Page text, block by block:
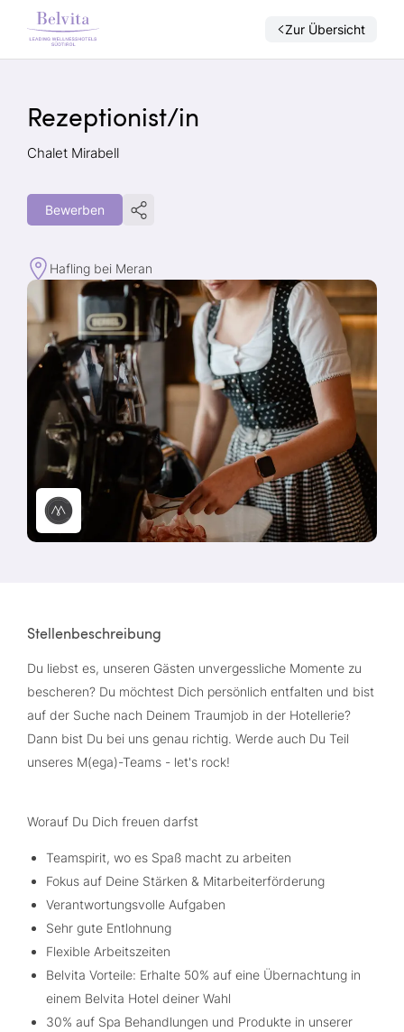
Zur Übersicht
Rezeptionist/in
Chalet Mirabell
Bewerben
Hafling bei Meran
Stellenbeschreibung
Du liebst es, unseren Gästen unvergessliche Momente zu
bescheren? Du möchtest Dich persönlich entfalten und bist
auf der Suche nach Deinem Traumjob in der Hotellerie?
Dann bist Du bei uns genau richtig. Werde auch Du Teil
unseres M(ega)-Teams - let's rock!
Worauf Du Dich freuen darfst
Teamspirit, wo es Spaß macht zu arbeiten
Fokus auf Deine Stärken & Mitarbeiterförderung
Verantwortungsvolle Aufgaben
Sehr gute Entlohnung
Flexible Arbeitszeiten
Belvita Vorteile: Erhalte 50% auf eine Übernachtung in
einem Belvita Hotel deiner Wahl
30% auf Spa Behandlungen und Produkte in unserer